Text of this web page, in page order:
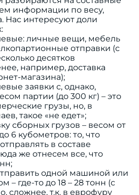
информации по весу,
Нас интересуют доли
личные вещи, мебель
отправки (с
десятков
например, доставка
магазина);
заявки с, однако,
партии (до 300 кг) – это
грузы, но, в
такое «не едет»;
сборных грузов – весом от
6 кубометров: то, что
в составе
же отнесем все, что
одной машиной или
– где-то до 18 – 28 тонн (с
сложнее, т.к. в еврофуру